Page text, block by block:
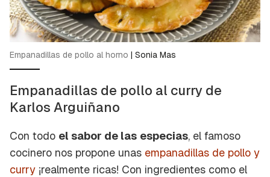
Empanadillas de pollo al horno | Sonia Mas
Empanadillas de pollo al curry de
Karlos Arguiñano
Con todo el sabor de las especias, el famoso
cocinero nos propone unas empanadillas de pollo y
curry ¡realmente ricas! Con ingredientes como el